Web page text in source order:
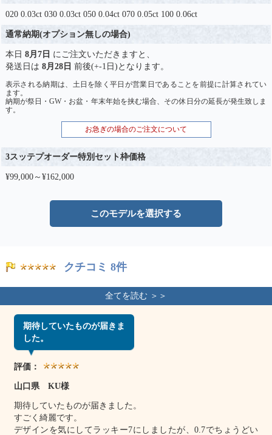
020 0.03ct 030 0.03ct 050 0.04ct 070 0.05ct 100 0.06ct
通常納期(オプション無しの場合)
本日 8月7日 にご注文いただきますと、
発送日は 8月28日 前後(+-1日)となります。
表示される納期は、土日を除く平日が営業日であることを前提に計算されてい
ます。
納期が祭日・GW・お盆・年末年始を挟む場合、その休日分の延長が発生致しま
す。
お急ぎの場合のご注文について
3スッテプオーダー特別セット枠価格
¥99,000～¥162,000
このモデルを選択する
クチコミ 8件
期待していたものが届きま
した。
評価：
山口県 KU様
期待していたものが届きました。
すごく綺麗です。
デザインを気にしてラッキー7にしましたが、0.7でちょうどい